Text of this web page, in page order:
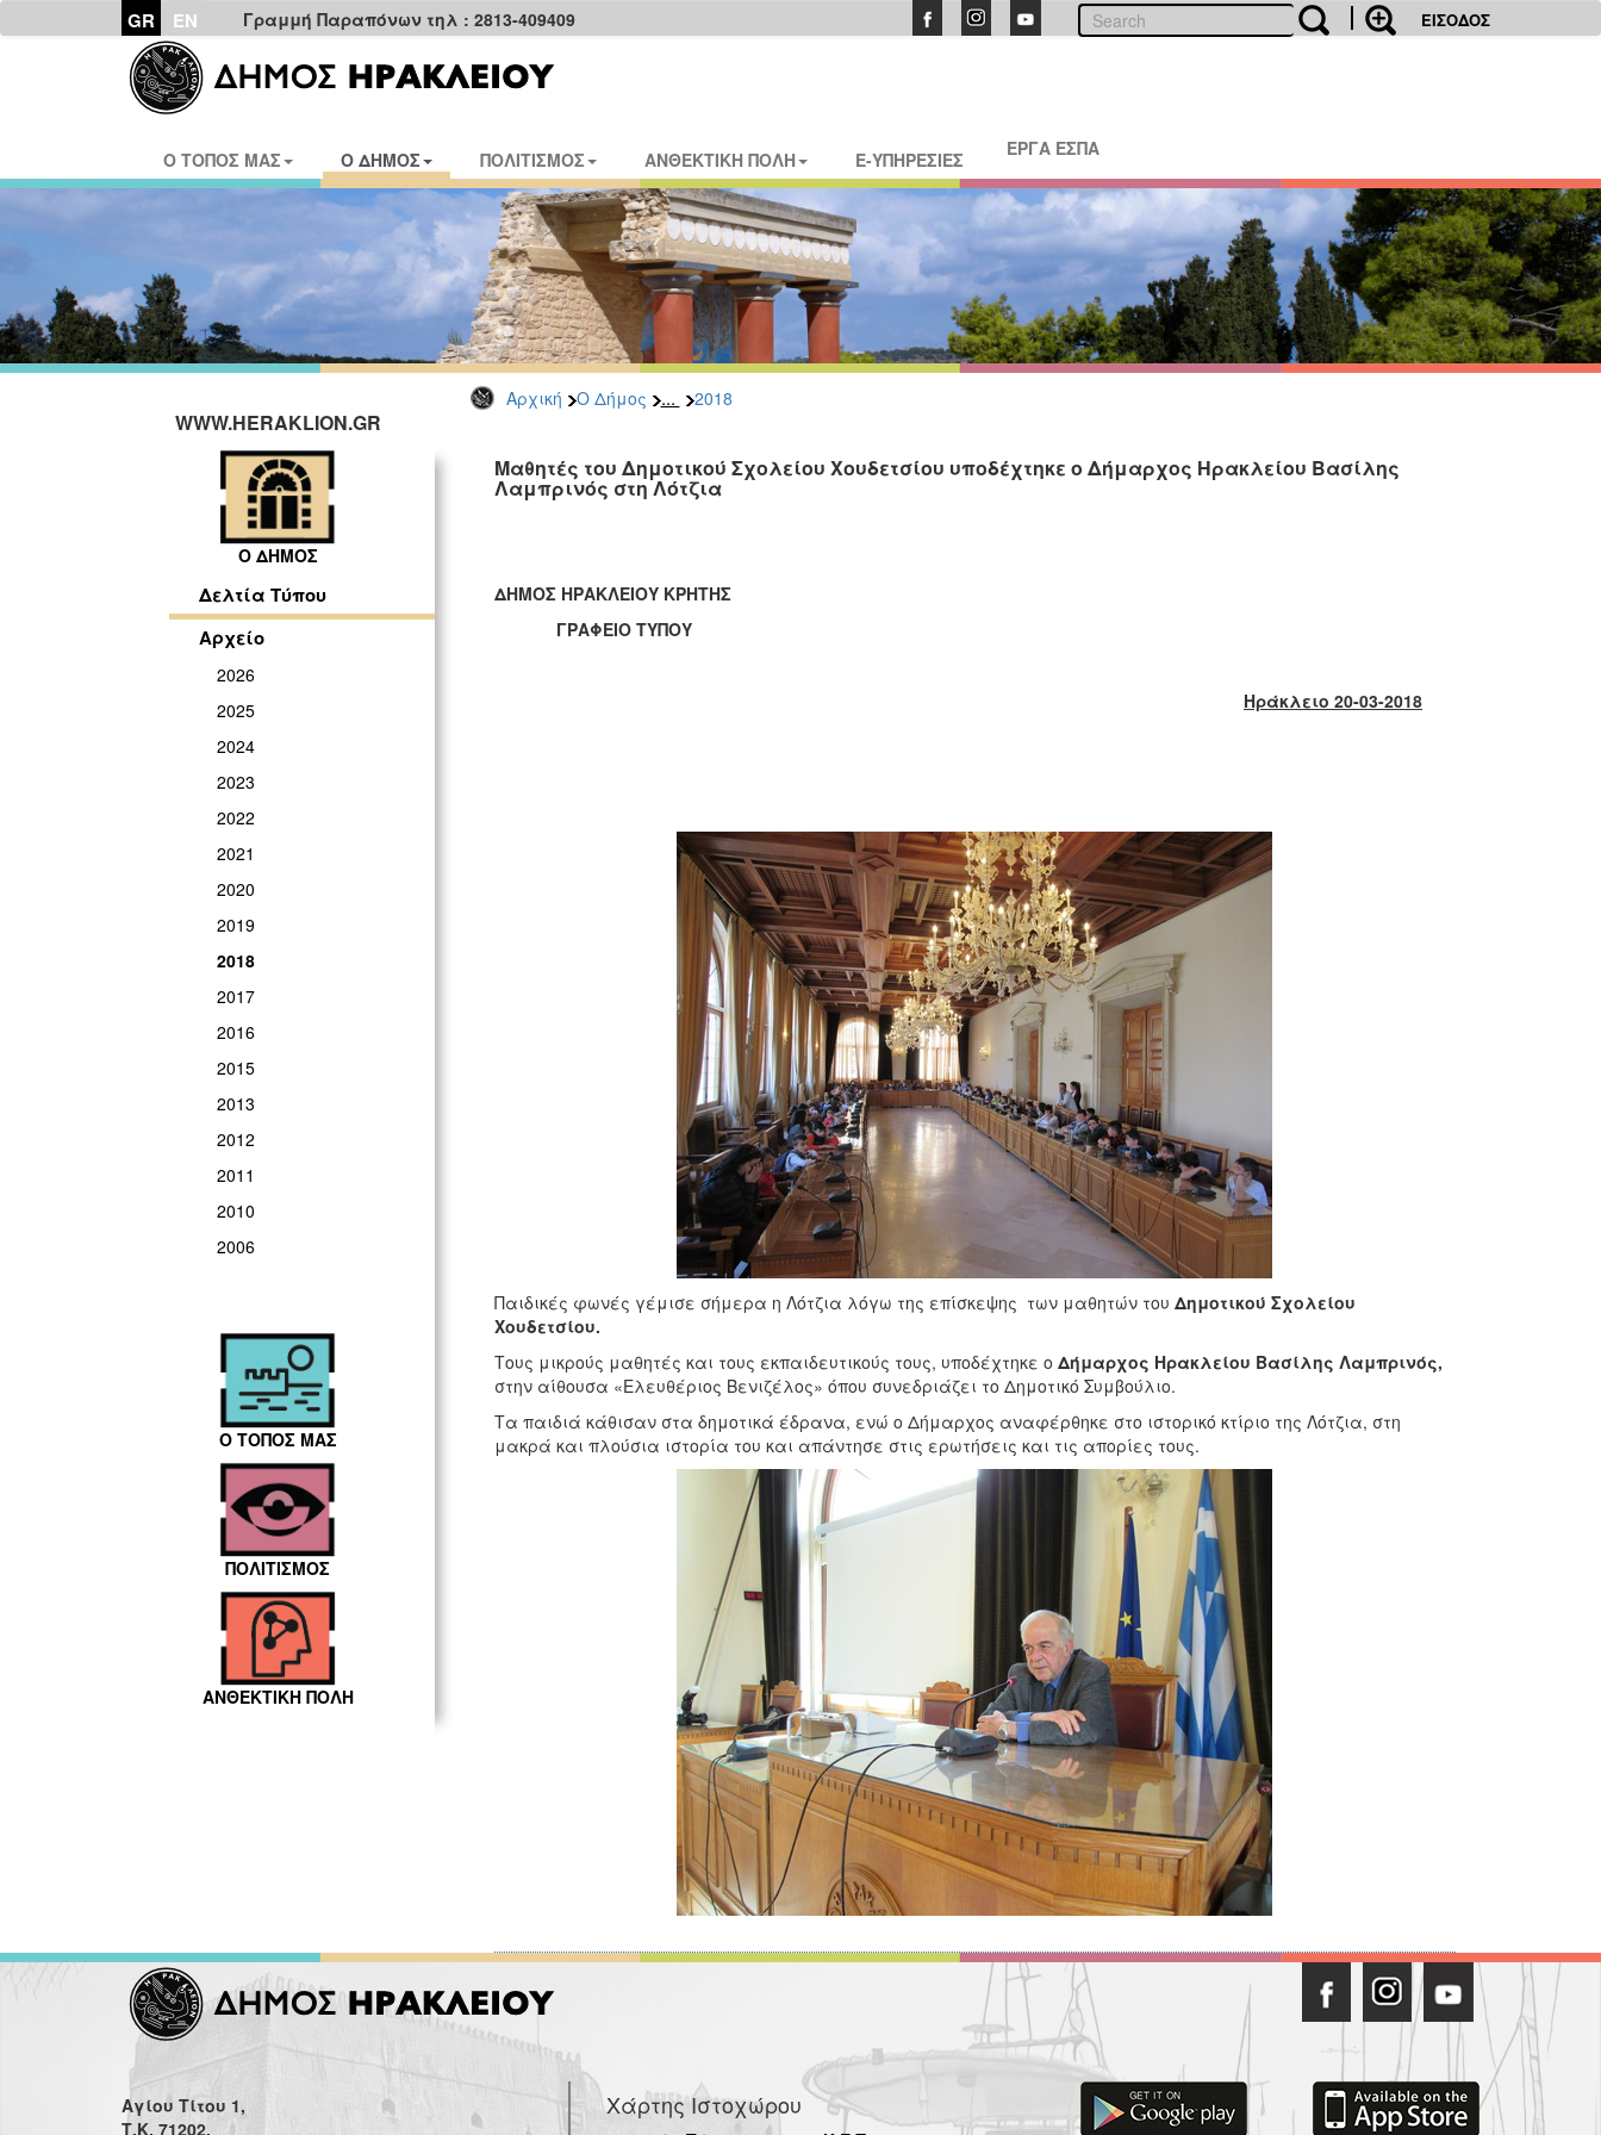
GR EN Γραμμή Παραπόνων τηλ : 2813-409409 ΕΙΣΟΔΟΣ
Ο ΤΟΠΟΣ ΜΑΣ Ο ΔΗΜΟΣ ΠΟΛΙΤΙΣΜΟΣ ΑΝΘΕΚΤΙΚΗ ΠΟΛΗ E-ΥΠΗΡΕΣΙΕΣ ΕΡΓΑ ΕΣΠΑ
Αρχική Ο Δήμος ... 2018
WWW.HERAKLION.GR
Ο ΔΗΜΟΣ
Δελτία Τύπου
Αρχείο
2026
2025
2024
2023
2022
2021
2020
2019
2018
2017
2016
2015
2013
2012
2011
2010
2006
Ο ΤΟΠΟΣ ΜΑΣ
ΠΟΛΙΤΙΣΜΟΣ
ΑΝΘΕΚΤΙΚΗ ΠΟΛΗ
Μαθητές του Δημοτικού Σχολείου Χουδετσίου υποδέχτηκε ο Δήμαρχος Ηρακλείου Βασίλης
Λαμπρινός στη Λότζια
ΔΗΜΟΣ ΗΡΑΚΛΕΙΟΥ ΚΡΗΤΗΣ
ΓΡΑΦΕΙΟ ΤΥΠΟΥ
Ηράκλειο 20-03-2018
Παιδικές φωνές γέμισε σήμερα η Λότζια λόγω της επίσκεψης των μαθητών του Δημοτικού Σχολείου
Χουδετσίου.
Τους μικρούς μαθητές και τους εκπαιδευτικούς τους, υποδέχτηκε ο Δήμαρχος Ηρακλείου Βασίλης Λαμπρινός,
στην αίθουσα «Ελευθέριος Βενιζέλος» όπου συνεδριάζει το Δημοτικό Συμβούλιο.
Τα παιδιά κάθισαν στα δημοτικά έδρανα, ενώ ο Δήμαρχος αναφέρθηκε στο ιστορικό κτίριο της Λότζια, στη
μακρά και πλούσια ιστορία του και απάντησε στις ερωτήσεις και τις απορίες τους.
Αγίου Τίτου 1,
Τ.Κ. 71202,
Χάρτης Ιστοχώρου